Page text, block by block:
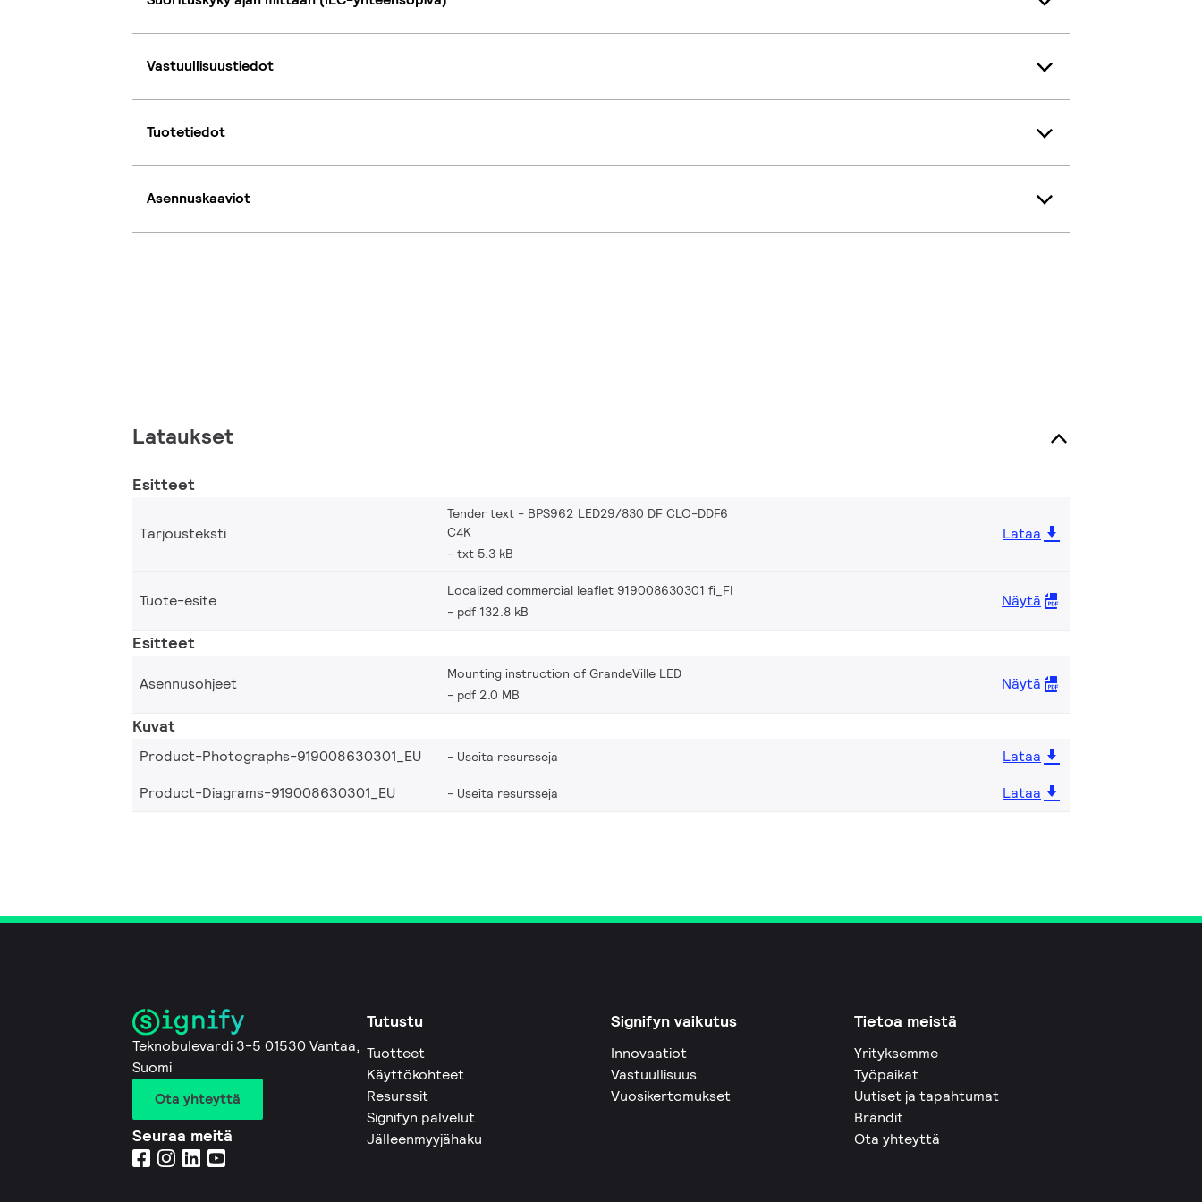
Vastuullisuustiedot
Tuotetiedot
Asennuskaaviot
Lataukset
Esitteet
Tarjousteksti
Tender text - BPS962 LED29/830 DF CLO-DDF6
C4K
txt 5.3 kB
Lataa
Tuote-esite
Localized commercial leaflet 919008630301 fi_FI
pdf 132.8 kB
Näytä
Esitteet
Asennusohjeet
Mounting instruction of GrandeVille LED
pdf 2.0 MB
Näytä
Kuvat
Product-Photographs-919008630301_EU Useita resursseja
Lataa
Product-Diagrams-919008630301_EU
Useita resursseja Lataa
Teknobulevardi 3-5 01530 Vantaa,
Suomi
Ota yhteyttä
Seuraa meitä
Tutustu
Tuotteet
Käyttökohteet
Resurssit
Signifyn palvelut
Jälleenmyyjähaku
Signifyn vaikutus
Innovaatiot
Vastuullisuus
Vuosikertomukset
Tietoa meistä
Yrityksemme
Työpaikat
Uutiset ja tapahtumat
Brändit
Ota yhteyttä